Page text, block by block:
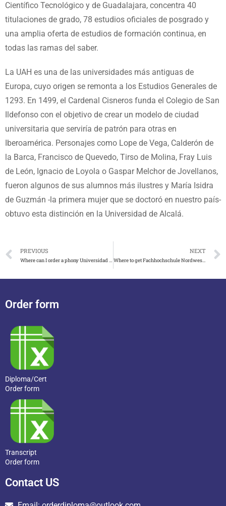
Científico Tecnológico y de Guadalajara, concentra 40
titulaciones de grado, 78 estudios oficiales de posgrado y
una amplia oferta de estudios de formación continua, en
todas las ramas del saber.
La UAH es una de las universidades más antiguas de
Europa, cuyo origen se remonta a los Estudios Generales de
1293. En 1499, el Cardenal Cisneros funda el Colegio de San
Ildefonso con el objetivo de crear un modelo de ciudad
universitaria que serviría de patrón para otras en
Iberoamérica. Personajes como Lope de Vega, Calderón de
la Barca, Francisco de Quevedo, Tirso de Molina, Fray Luis
de León, Ignacio de Loyola o Gaspar Melchor de Jovellanos,
fueron algunos de sus alumnos más ilustres y María Isidra
de Guzmán -la primera mujer que se doctoró en nuestro país-
obtuvo esta distinción en la Universidad de Alcalá.
PREVIOUS NEXT
Where to get Fachhochschule Nordwestschweiz degree
Order form
Diploma/Cert
Order form
Transcript
Order form
Contact US